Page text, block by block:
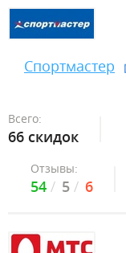
Спортмастер
Всего:
66 скидок
Отзывы:
54 5 6